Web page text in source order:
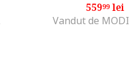
55999lei
Vandut de